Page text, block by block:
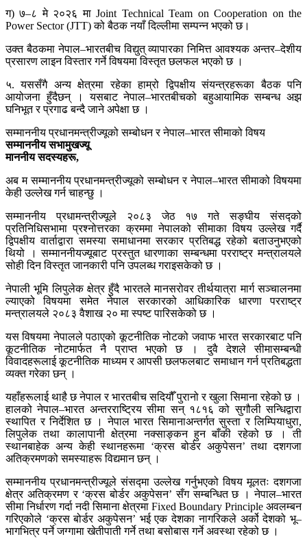
ग) ७–८ मे २०२६ मा Joint Technical Team on Cooperation on the
Power Sector (JTT) को बैठक नयाँ दिल्लीमा सम्पन्न भएको छ।
उक्त बैठकमा नेपाल–भारतबीच विद्युत् व्यापारका निमित्त आवश्यक अन्तर–देशीय
प्रसारण लाइन विस्तार गर्ने विषयमा विस्तृत छलफल भएको छ ।
५. यससँगै अन्य क्षेत्रमा रहेका हाम्रो द्विपक्षीय संयन्त्रहरूका बैठक पनि
आयोजना हुँदैछन् । यसबाट नेपाल–भारतबीचको बहुआयामिक सम्बन्ध अझ
घनिभूत र प्रगाढ बन्दै जाने अपेक्षा छ ।
सम्माननीय प्रधानमन्त्रीज्यूको सम्बोधन र नेपाल–भारत सीमाको विषय
सम्माननीय सभामुखज्यू
माननीय सदस्यहरू,
अब म सम्माननीय प्रधानमन्त्रीज्यूको सम्बोधन र नेपाल–भारत सीमाको विषयमा
केही उल्लेख गर्न चाहन्छु ।
सम्माननीय प्रधामन्त्रीज्यूले २०८३ जेठ १७ गते सङ्घीय संसद्को
प्रतिनिधिसभामा प्रश्नोत्तरका क्रममा नेपालको सीमाका विषय उल्लेख गर्दै
द्विपक्षीय वार्ताद्वारा समस्या समाधानमा सरकार प्रतिबद्ध रहेको बताउनुभएको
थियो । सम्माननीयज्यूबाट प्रस्तुत धारणाका सम्बन्धमा परराष्ट्र मन्त्रालयले
सोही दिन विस्तृत जानकारी पनि उपलब्ध गराइसकेको छ ।
नेपाली भूमि लिपुलेक क्षेत्र हुँदै भारतले मानसरोवर तीर्थयात्रा मार्ग सञ्चालनमा
ल्याएको विषयमा समेत नेपाल सरकारको आधिकारिक धारणा परराष्ट्र
मन्त्रालयले २०८३ वैशाख २० मा स्पष्ट पारिसकेको छ ।
यस विषयमा नेपालले पठाएको कूटनीतिक नोटको जवाफ भारत सरकारबाट पनि
कूटनीतिक नोटमार्फत नै प्राप्त भएको छ । दुवै देशले सीमासम्बन्धी
विवादहरूलाई कूटनीतिक माध्यम र आपसी छलफलबाट समाधान गर्न प्रतिबद्धता
व्यक्त गरेका छन् ।
यहाँहरूलाई थाहै छ नेपाल र भारतबीच सदियौँ पुरानो र खुला सिमाना रहेको छ ।
हालको नेपाल–भारत अन्तरराष्ट्रिय सीमा सन् १८१६ को सुगौली सन्धिद्वारा
स्थापित र निर्देशित छ । नेपाल भारत सिमानाअन्तर्गत सुस्ता र लिम्पियाधुरा,
लिपुलेक तथा कालापानी क्षेत्रमा नक्साङ्कन हुन बाँकी रहेको छ । ती
स्थानबाहेक अन्य केही स्थानहरूमा ‘क्रस बोर्डर अकुपेसन’ तथा दशगजा
अतिक्रमणको समस्याहरू विद्यमान छन् ।
सम्माननीय प्रधानमन्त्रीज्यूले संसद्मा उल्लेख गर्नुभएको विषय मूलतः दशगजा
क्षेत्र अतिक्रमण र ‘क्रस बोर्डर अकुपेसन’ सँग सम्बन्धित छ । नेपाल–भारत
सीमा निर्धारण गर्दा नदी सिमाना क्षेत्रमा Fixed Boundary Principle अवलम्बन
गरिएकोले ‘क्रस बोर्डर अकुपेसन’ भई एक देशका नागरिकले अर्को देशको भू–
भागभित्र पर्ने जग्गामा खेतीपाती गर्ने तथा बसोबास गर्ने अवस्था रहेको छ ।